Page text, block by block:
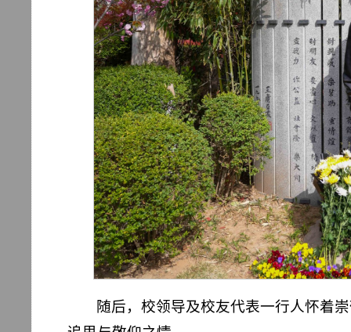
随后，校领导及校友代表一行人怀着